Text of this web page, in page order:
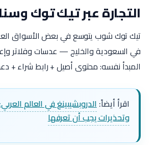
التجارة عبر تيك توك
تيك توك شوب يتوسع في بعض الأسواق
في السعودية والخليج — عدسات وفلاتر
المبدأ نفسه: محتوى أصيل + رابط شراء +
اقرأ أيضاً:الدروبشيبينغ في العالم
وتحذيرات يجب أن تعرفها